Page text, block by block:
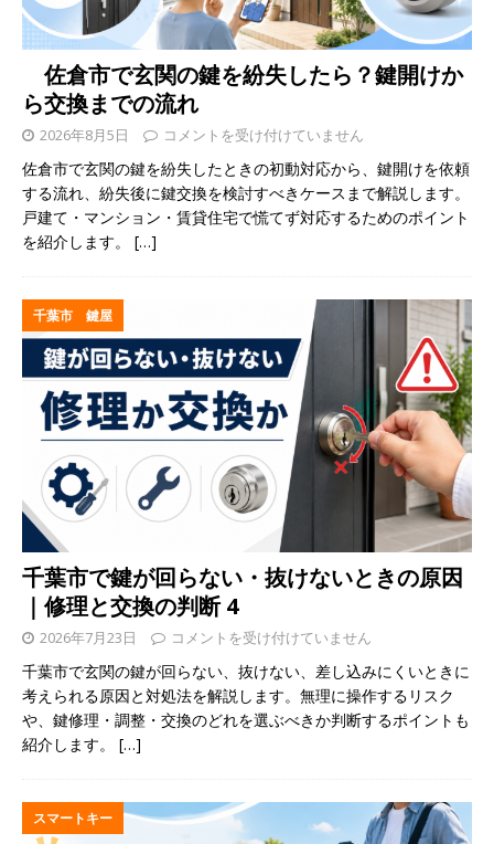
佐倉市で玄関の鍵を紛失したら？鍵開けか
ら交換までの流れ
2026年8月5日 コメントを受け付けていません
佐倉市で玄関の鍵を紛失したときの初動対応から、鍵開けを依頼
する流れ、紛失後に鍵交換を検討すべきケースまで解説します。
戸建て・マンション・賃貸住宅で慌てず対応するためのポイント
を紹介します。 […]
千葉市 鍵屋
千葉市で鍵が回らない・抜けないときの原因
｜修理と交換の判断 4
2026年7月23日 コメントを受け付けていません
千葉市で玄関の鍵が回らない、抜けない、差し込みにくいときに
考えられる原因と対処法を解説します。無理に操作するリスク
や、鍵修理・調整・交換のどれを選ぶべきか判断するポイントも
紹介します。 […]
スマートキー